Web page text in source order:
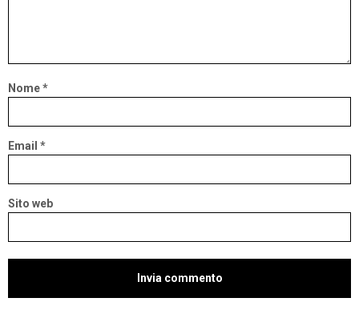
Nome*
Email *
Sito web